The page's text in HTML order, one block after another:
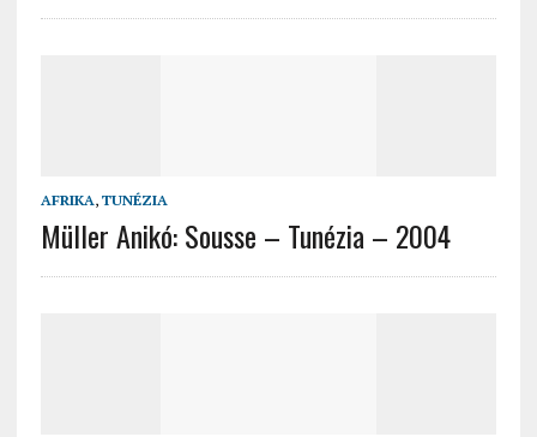
AFRIKA, TUNÉZIA
Müller Anikó: Sousse – Tunézia – 2004